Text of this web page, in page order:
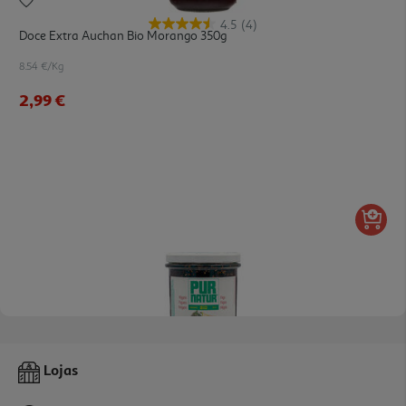
4.5 (4)
Doce Extra Auchan Bio Morango 350g
8.54 €/Kg
2,99 €
Compota Pur Natur Bio Figo 370g
Lojas